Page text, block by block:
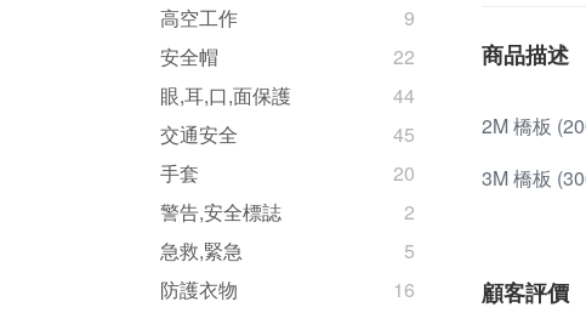
高空工作
9
安全帽
22
眼,耳,口,面保護
44
交通安全
45
手套
20
警告,安全標誌
2
急救,緊急
5
防護衣物
16
商品描述
2M 橋板
3M 橋板
顧客評價